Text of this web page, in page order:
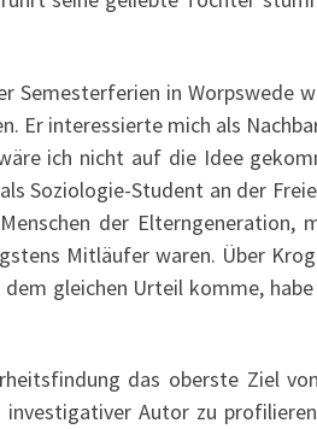
Semesterferien in Worpswede
Er interessierte mich als
ich nicht auf die Idee
Soziologie-Student an der
der Elterngeneration,
Mitläufer waren. Über
gleichen Urteil komme, habe
das oberste Ziel
investigativer Autor zu